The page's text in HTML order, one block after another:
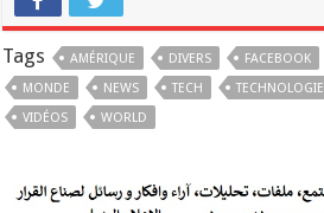
Tags AMÉRIQUE DIVERS FACEBOOK
MONDE
NEWS TECH TECHNOLOGIE
VIDÉOS
WORLD